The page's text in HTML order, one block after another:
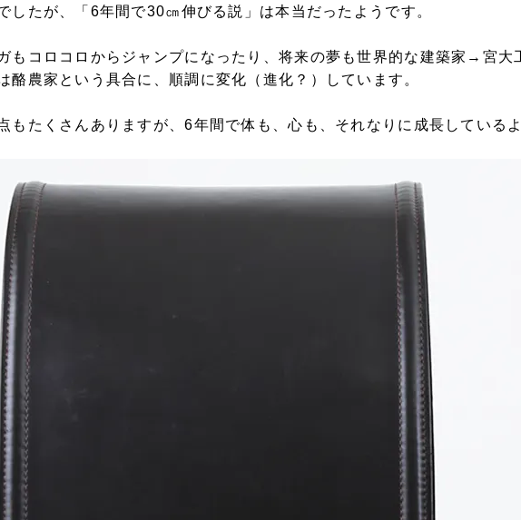
したが、「6年間で30㎝伸びる説」は本当だったようです。
もコロコロからジャンプになったり、将来の夢も世界的な建築家→宮
酪農家という具合に、順調に変化（進化？）しています。
もたくさんありますが、6年間で体も、心も、それなりに成長している